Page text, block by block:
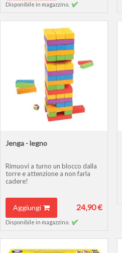
Disponibile in magazzino.
Jenga - legno
Rimuovi a turno un blocco dalla
torre e attenzione a non farla
cadere!
Aggiungi 24,90 €
Disponibile in magazzino.